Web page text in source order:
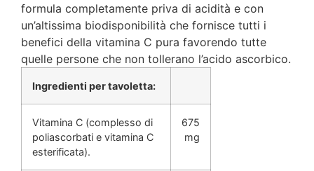
formula completamente priva di acidità e con
un’altissima biodisponibilità che fornisce tutti i
benefici della vitamina C pura favorendo tutte
quelle persone che non tollerano l’acido ascorbico.
Ingredienti per tavoletta:
Vitamina C (complesso di
poliascorbati e vitamina C
esterificata).
675
mg